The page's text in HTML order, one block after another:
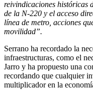
reivindicaciones históricas
de la N-220 y el acceso
línea de metro, acciones
movilidad”.
Serrano ha recordado la
infraestructuras, como el
Jarro y ha propuesto una
recordando que cualquier
multiplicador en la